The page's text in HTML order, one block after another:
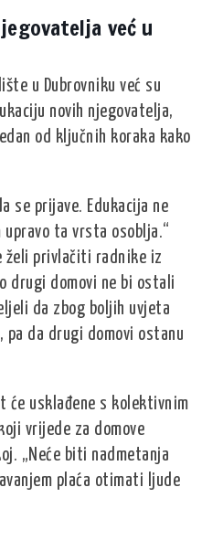
već u
u Dubrovniku već su
novih njegovatelja,
od ključnih koraka kako
se prijave. Edukacija ne
ta vrsta osoblja.“
želi privlačiti radnike iz
drugi domovi ne bi ostali
da zbog boljih uvjeta
pa da drugi domovi ostanu
će usklađene s kolektivnim
vrijede za domove
„Neće biti nadmetanja
plaća otimati ljude